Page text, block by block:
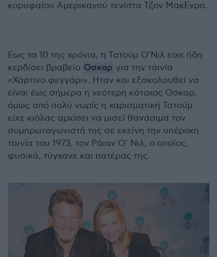
κορυφαίου Αμερικανού τενίστα Τζον ΜακΕνρο.
Εως τα 10 της χρόνια, η Τατούμ Ο’Νιλ είχε ήδη
κερδίσει βραβείο Οσκαρ για την ταινία
«Χάρτινο φεγγάρι». Ηταν και εξακολουθεί να
είναι έως σήμερα η νεότερη κάτοχος Οσκαρ,
όμως από πολύ νωρίς η χαρισματική Τατούμ
είχε κιόλας αρχίσει να μισεί θανάσιμα τον
συμπρωταγωνιστή της σε εκείνη την υπέροχη
ταινία του 1973, τον Ράιαν Ο’ Νιλ, ο οποίος,
φυσικά, τύγχανε και πατέρας της.